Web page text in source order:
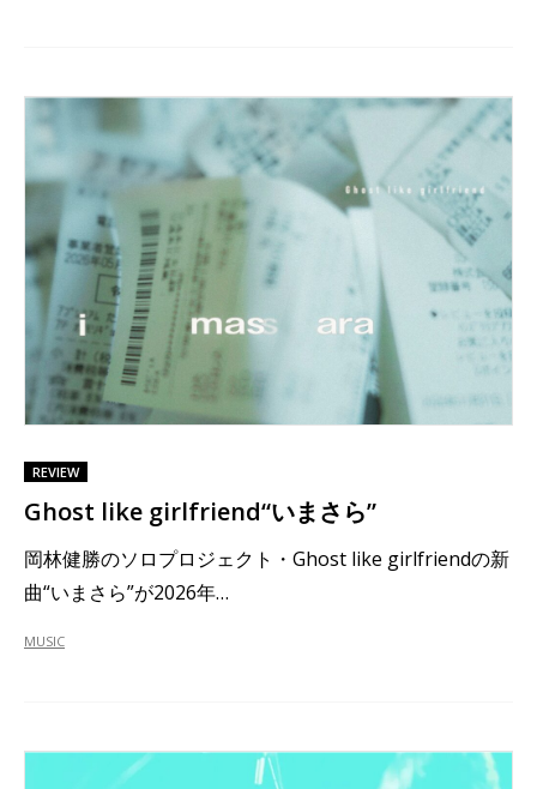
REVIEW
Ghost like girlfriend“いまさら”
岡林健勝のソロプロジェクト・Ghost like girlfriendの新
曲“いまさら”が2026年…
MUSIC